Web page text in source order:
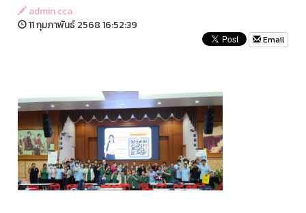
admin cca
11 กุมภาพันธ์ 2568 16:52:39
Email